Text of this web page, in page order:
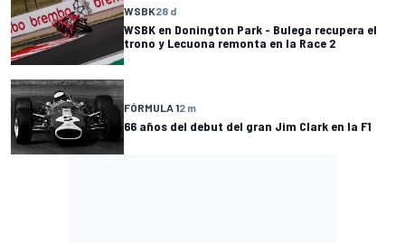
WSBK28 d
WSBK en Donington Park - Bulega recupera el
trono y Lecuona remonta en la Race 2
FÓRMULA 12 m
66 años del debut del gran Jim Clark en la F1